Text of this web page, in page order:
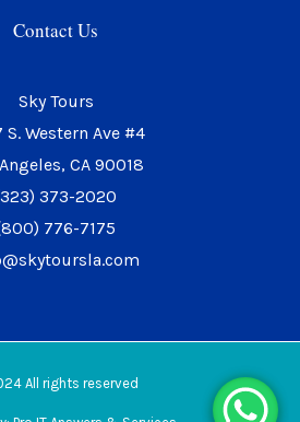
Contact Us
Sky Tours
S. Western Ave #4
CA 90018
373-2020
776-7175
All rights reserved